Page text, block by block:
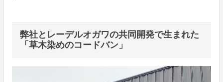
弊社とレーデルオガワの共同開発で生まれた
「草木染めのコードバン」